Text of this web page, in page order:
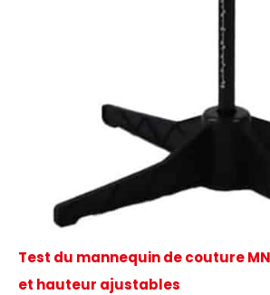
Test du mannequin de couture
et hauteur ajustables